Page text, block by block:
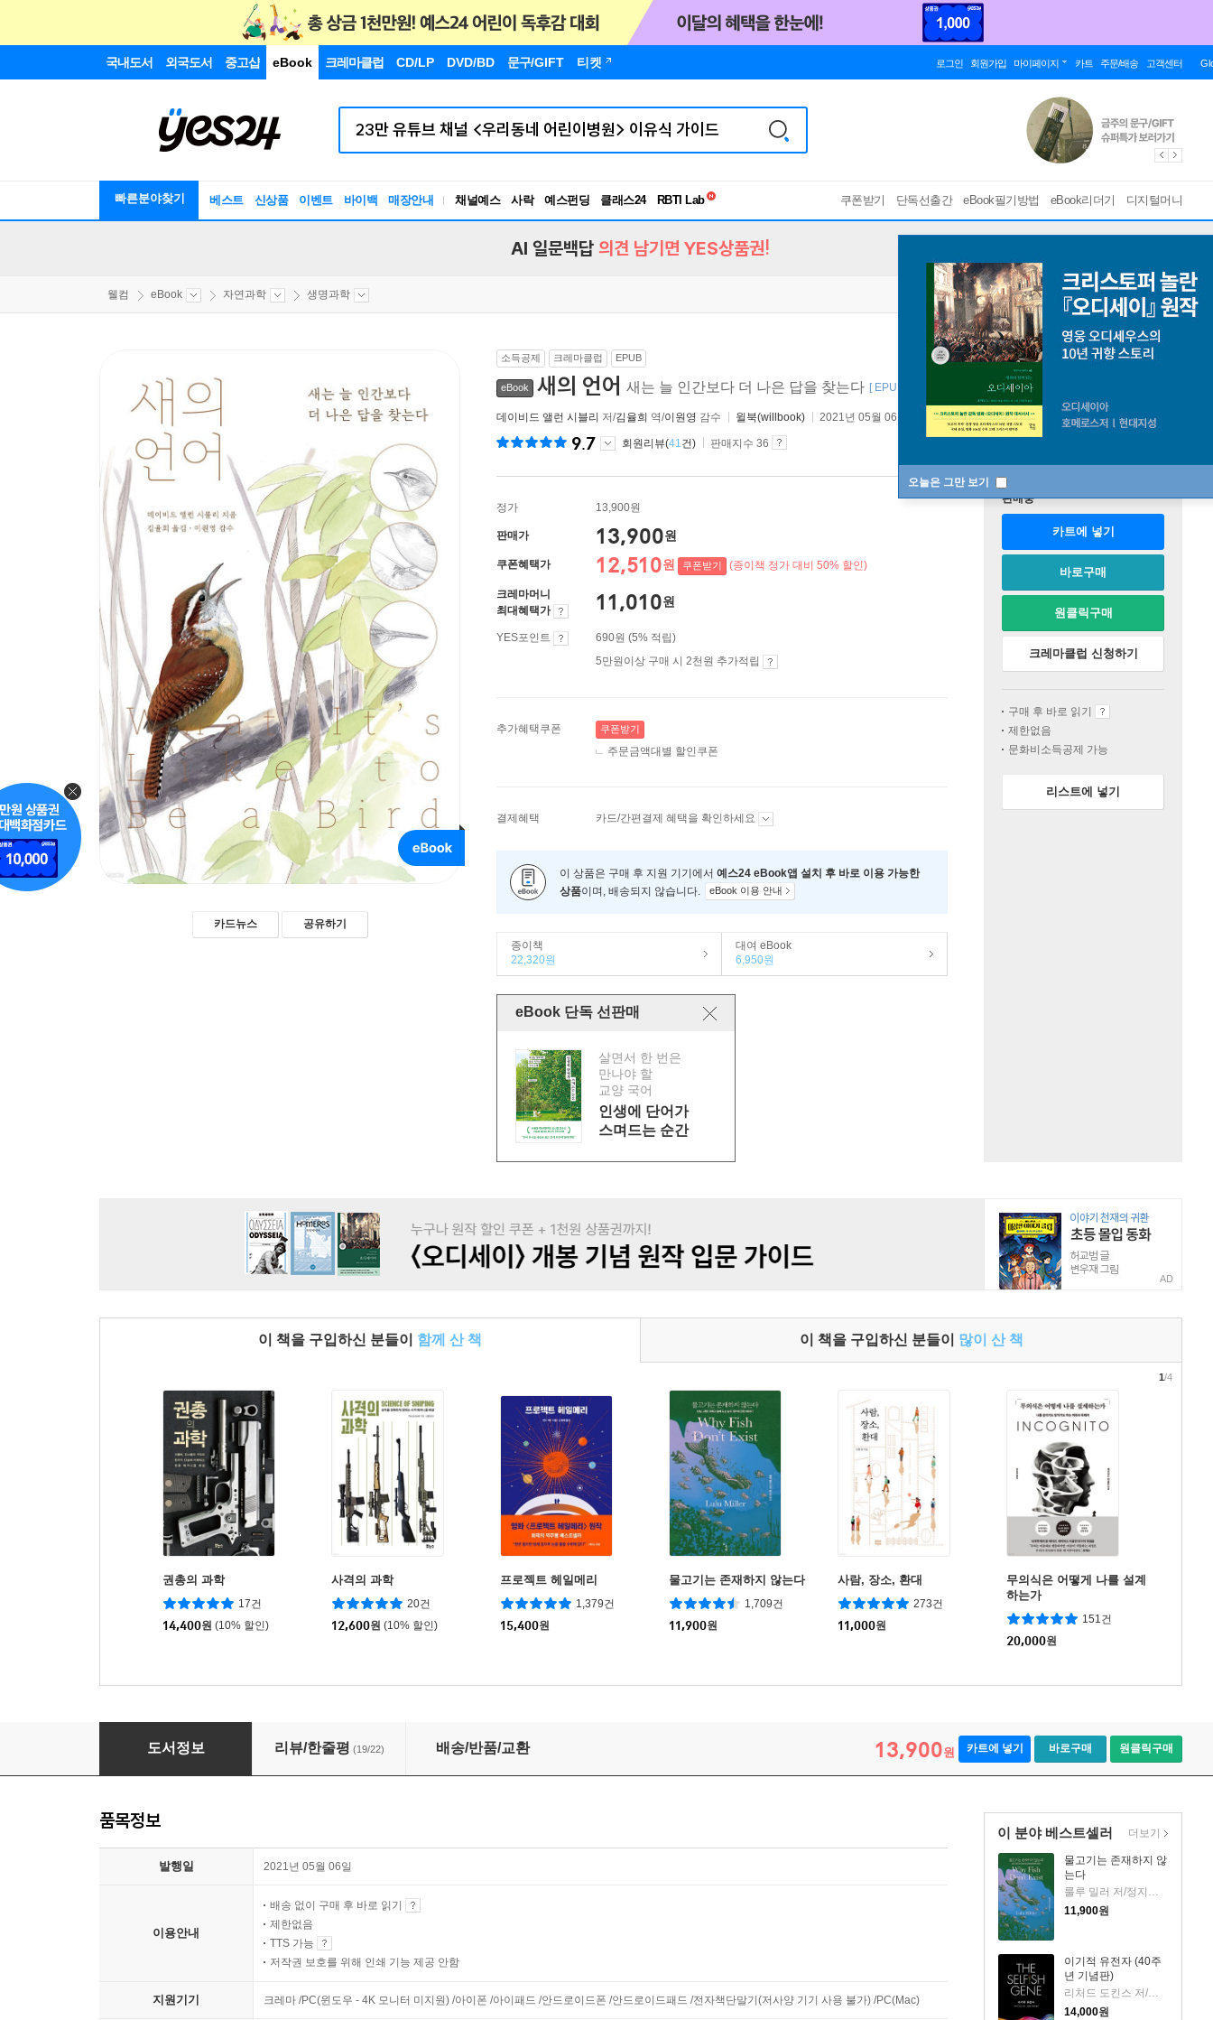
국내도서 외국도서 중고샵 eBook 크레마클럽 CD/LP DVD/BD 문구/GIFT 티켓 로그인 회원가입 마이페이지 카트 주문/배송 고객센터
빠른분야찾기 베스트 신상품 이벤트 바이백 매장안내 채널예스 사락 예스펀딩 클래스24
RBTI Lab
독서유형검사
쿠폰받기 단독선출간 eBook필기방법 eBook리더기 디지털머니
오늘은 그만 보기
AI 일문백답 의견 남기면 YES상품권!
웰컴 eBook 자연과학 생명과학
카드뉴스 공유하기
소득공제 크레마클럽 EPUB
eBook 새의 언어 새는 늘 인간보다 더 나은 답을 찾는다 [ EPUB ]
데이비드 앨런 시블리 저/김율희 역/이원영 감수 윌북(willbook) 2021년 05월 06일 원서 :What It's Like to Be a Bird
9.7 회원리뷰(41건) 판매지수 36
정가 13,900원
판매가 13,900원
쿠폰혜택가 12,510원 쿠폰받기 (종이책 정가 대비 50% 할인)
크레마머니
최대혜택가
11,010원
YES포인트
690원 (5% 적립)
5만원이상 구매 시 2천원 추가적립
추가혜택쿠폰 쿠폰받기
주문금액대별 할인쿠폰
결제혜택 카드/간편결제 혜택을 확인하세요
이 상품은 구매 후 지원 기기에서 예스24 eBook앱 설치 후 바로 이용 가능한
상품이며, 배송되지 않습니다. eBook 이용 안내
종이책
22,320원
대여 eBook
6,950원
eBook 단독 선판매
살면서 한 번은
만나야 할
교양 국어
인생에 단어가
스며드는 순간
판매중
카트에 넣기
바로구매
원클릭구매
크레마클럽 신청하기
구매 후 바로 읽기
제한없음
문화비소득공제 가능
리스트에 넣기
AD
이 책을 구입하신 분들이 함께 산 책 이 책을 구입하신 분들이 많이 산 책
권총의 과학
17건
14,400원 (10% 할인)
사격의 과학
20건
12,600원 (10% 할인)
프로젝트 헤일메리
1,379건
15,400원
물고기는 존재하지 않는다
1,709건
11,900원
사람, 장소, 환대
273건
11,000원
무의식은 어떻게 나를 설계
하는가
151건
20,000원
1/4
새의 언어
도서정보 리뷰/한줄평 (19/22) 배송/반품/교환 13,900원 카트에 넣기 바로구매 원클릭구매
이 분야 베스트셀러
물고기는 존재하지 않
는다
11,900원
이기적 유전자 (40주
년 기념판)
리처드 도킨스 저/홍영남,이상임 공역
14,000원
더보기
품목정보
발행일 2021년 05월 06일
이용안내
배송 없이 구매 후 바로 읽기
제한없음
TTS 가능
저작권 보호를 위해 인쇄 기능 제공 안함
지원기기 크레마 /PC(윈도우 - 4K 모니터 미지원) /아이폰 /아이패드 /안드로이드폰 /안드로이드패드 /전자책단말기(저사양 기기 사용 불가) /PC(Mac)